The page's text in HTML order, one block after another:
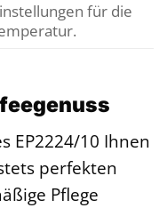
für die
EP2224/10 Ihnen
perfekten
Pflege